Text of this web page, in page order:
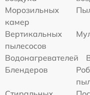
Морозильных
камер
Вертикальных
пылесосов
Водонагревателей
Блендеров